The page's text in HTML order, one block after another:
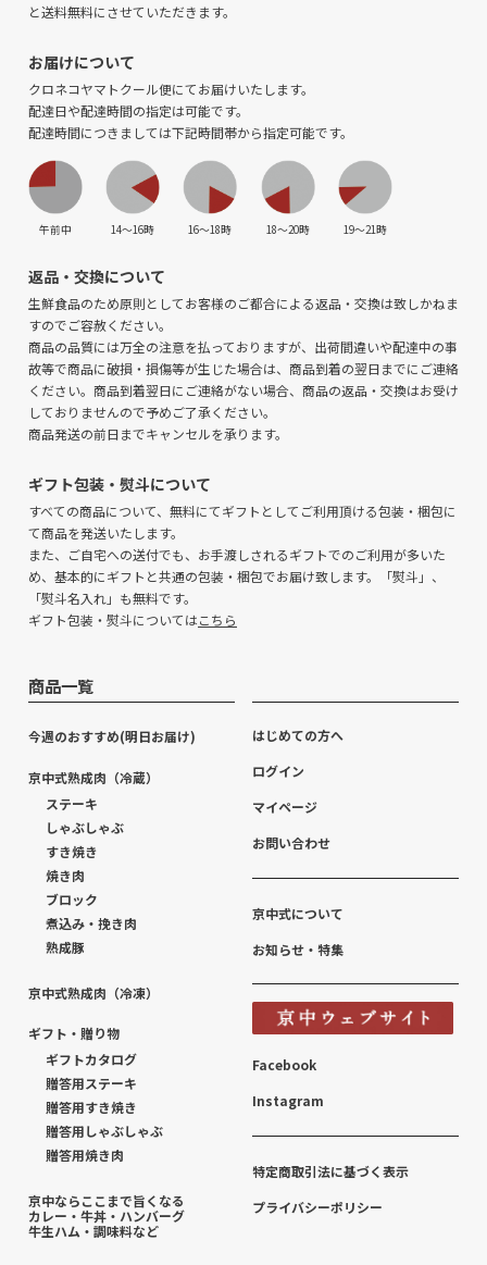
と送料無料にさせていただきます。
お届けについて
クロネコヤマトクール便にてお届けいたします。
配達日や配達時間の指定は可能です。
配達時間につきましては下記時間帯から指定可能です。
午前中 14〜16時 16〜18時 18〜20時 19〜21時
返品・交換について
生鮮食品のため原則としてお客様のご都合による返品・交換は致しかねま
すのでご容赦ください。
商品の品質には万全の注意を払っておりますが、出荷間違いや配達中の事
故等で商品に破損・損傷等が生じた場合は、商品到着の翌日までにご連絡
ください。商品到着翌日にご連絡がない場合、商品の返品・交換はお受け
しておりませんので予めご了承ください。
商品発送の前日までキャンセルを承ります。
ギフト包装・熨斗について
すべての商品について、無料にてギフトとしてご利用頂ける包装・梱包に
て商品を発送いたします。
また、ご自宅への送付でも、お手渡しされるギフトでのご利用が多いた
め、基本的にギフトと共通の包装・梱包でお届け致します。「熨斗」、
「熨斗名入れ」も無料です。
ギフト包装・熨斗についてはこちら
商品一覧
今週のおすすめ(明日お届け)
京中式熟成肉（冷蔵）
ステーキ
しゃぶしゃぶ
すき焼き
焼き肉
ブロック
煮込み・挽き肉
熟成豚
京中式熟成肉（冷凍）
ギフト・贈り物
ギフトカタログ
贈答用ステーキ
贈答用すき焼き
贈答用しゃぶしゃぶ
贈答用焼き肉
京中ならここまで旨くなる
カレー・牛丼・ハンバーグ
牛生ハム・調味料など
はじめての方へ
ログイン
マイページ
お問い合わせ
京中式について
お知らせ・特集
Facebook
Instagram
特定商取引法に基づく表示
プライバシーポリシー